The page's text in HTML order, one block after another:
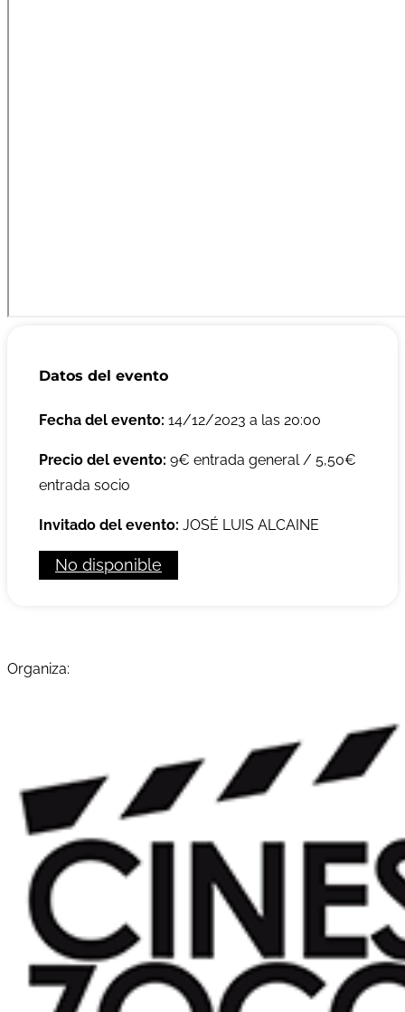
Datos del evento
Fecha del evento: 14/12/2023 a las 20:00
Precio del evento: 9€ entrada general / 5,50€
entrada socio
Invitado del evento: JOSÉ LUIS ALCAINE
No disponible
Organiza: